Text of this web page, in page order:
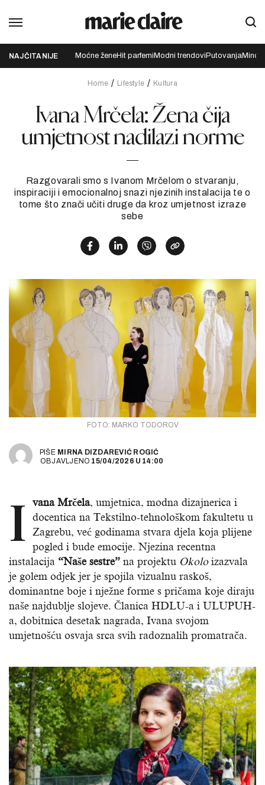
NAJČITANIJE Moćne ženeHit parfemi Modni trendovi Putovanja
Home Lifestyle Kultura
Ivana Mrčela: Žena čija
umjetnost nadilazi norme
Razgovarali smo s Ivanom Mrčelom o stvaranju,
inspiraciji i emocionalnoj snazi njezinih instalacija te o
tome što znači učiti druge da kroz umjetnost izraze
sebe
FOTO: MARKO TODOROV
PIŠE MIRNA DIZDAREVIĆ ROGIĆ
OBJAVLJENO 15/04/2026 U 14:00
I vana Mrčela, umjetnica, modna dizajnerica i
docentica na Tekstilno-tehnološkom fakultetu u
Zagrebu, već godinama stvara djela koja plijene
pogled i bude emocije. Njezina recentna
instalacija “Naše sestre” na projektu Okoloizazvala
je golem odjek jer je spojila vizualnu raskoš,
dominantne boje i nježne forme s pričama koje diraju
naše najdublje slojeve. Članica HDLU-a i ULUPUH-
a, dobitnica desetak nagrada, Ivana svojom
umjetnošću osvaja srca svih radoznalih promatrača.